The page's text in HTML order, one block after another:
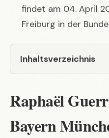
findet am 04. April
Freiburg in der
Inhaltsverzeichnis
Raphaël
Bayern